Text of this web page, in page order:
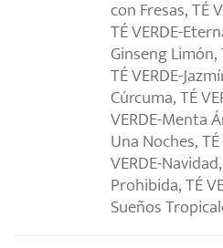
con Fresas, TÉ
TÉ VERDE-
Ginseng Limón,
TÉ VERDE-
Cúrcuma, TÉ
VERDE-Menta
Una Noches,
VERDE-
Prohibida, TÉ
Sueños